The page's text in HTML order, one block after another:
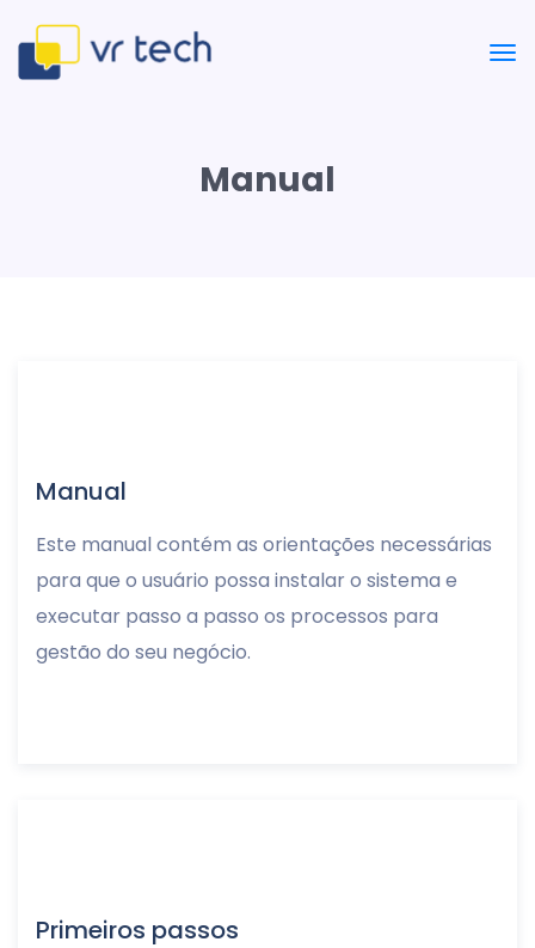
Manual
Manual
Este manual contém as orientações necessárias
para que o usuário possa instalar o sistema e
executar passo a passo os processos para
gestão do seu negócio.
Primeiros passos